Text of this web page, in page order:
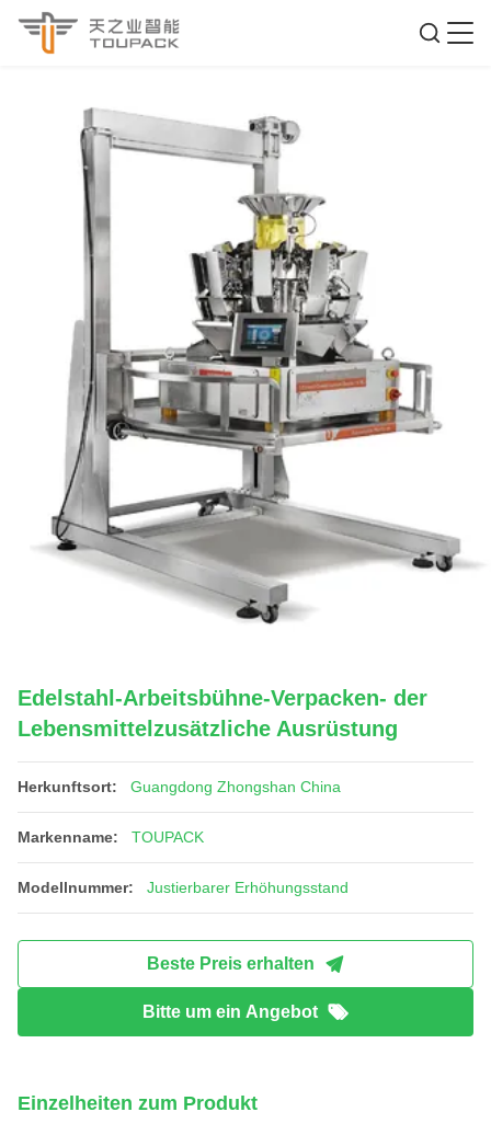
Edelstahl-Arbeitsbühne-Verpacken- der
Lebensmittelzusätzliche Ausrüstung
Herkunftsort: Guangdong Zhongshan China
Markenname: TOUPACK
Modellnummer: Justierbarer Erhöhungsstand
Beste Preis erhalten
Bitte um ein Angebot
Einzelheiten zum Produkt